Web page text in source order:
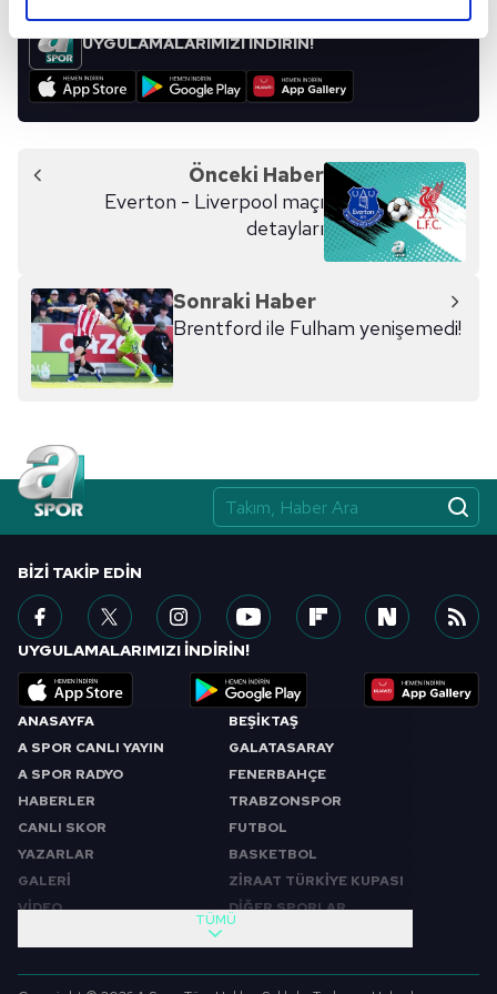
kalemimiz olduğunu sizlere hatırlatmak isteriz.
Her halükârda, kullanıcılar, bu çerezlere izin vermedikleri
Sizlere daha iyi bir hizmet sunabilmek için İnternet
Sitemizde kendimize ve üçüncü kişilere ait çerezler
kullanılmaktadır. Bu çerezler vasıtasıyla çeşitli kişisel
verileriniz işlenmekte olup gerekli olan çerezler bilgi
toplumu hizmetlerinin sunulması amacıyla
kullanılmaktadır. Diğer çerezler, sitemizin daha işlevsel
kılınması ve kişiselleştirilmesi ve sizlere yönelik
Çerezlere ilişkin tercihlerinizi aşağıda yer alan panel
vasıtasıyla belirleyebilirsiniz. Çerezlere ilişkin detaylı bilgi
için Ayarlar butonuna tıklayabilir,Çerez Bilgilendirme
Metnimizi
ziyaret edebilirsiniz.
6698 sayılı Kişisel Verilerin Korunması Kanunu uyarınca
hazırlanmış Aydınlatma Metnimizi okumak ve sitemizde
almak için lütfen
tıklayınız.
UYGULAMALARIMIZI İNDİRİN!
Önceki Haber
Everton - Liverpool maçı
detayları
Sonraki Haber
Brentford ile Fulham yenişemedi!
ANASAYFA
A SPOR CANLI YAYIN
A SPOR RADYO
HABERLER
CANLI SKOR
YAZARLAR
GALERİ
VİDEO
BEŞİKTAŞ
GALATASARAY
FENERBAHÇE
TRABZONSPOR
FUTBOL
BASKETBOL
ZİRAAT TÜRKİYE KUPASI
DİĞER SPORLAR
SABAH SPORU
FUTBOL
TÜMÜ
BIZI TAKIP EDIN
UYGULAMALARIMIZI İNDİRİN!